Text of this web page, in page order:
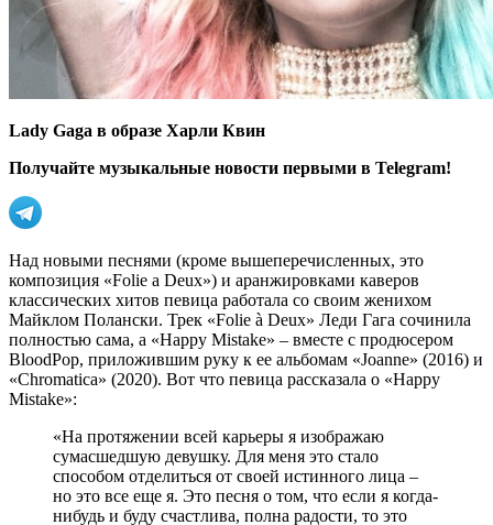
Lady Gaga в образе Харли Квин
Получайте музыкальные новости первыми в Telegram!
Над новыми песнями (кроме вышеперечисленных, это
композиция «Folie a Deux») и аранжировками каверов
классических хитов певица работала со своим женихом
Майклом Полански. Трек «Folie à Deux» Леди Гага сочинила
полностью сама, а «Happy Mistake» – вместе с продюсером
BloodPop, приложившим руку к ее альбомам «Joanne» (2016) и
«Chromatica» (2020). Вот что певица рассказала о «Happy
Mistake»:
«На протяжении всей карьеры я изображаю
сумасшедшую девушку. Для меня это стало
способом отделиться от своей истинного лица –
но это все еще я. Это песня о том, что если я когда-
нибудь и буду счастлива, полна радости, то это